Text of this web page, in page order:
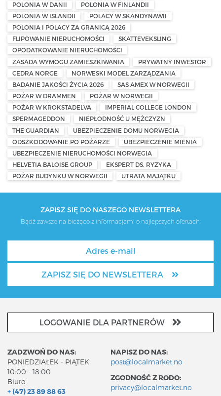
POLONIA W DANII
POLONIA W FINLANDII
POLONIA W ISLANDII
POLACY W SKANDYNAWII
POLONIA I POLACY ZA GRANICĄ 2026
FLIPOWANIE NIERUCHOMOŚCI
SKATTEVEKSLING
OPODATKOWANIE NIERUCHOMOŚCI
ZASADA WYMOGU ZAMIESZKIWANIA
PRYWATNY INWESTOR
CEDRA NORGE
NORWESKI MODEL ZARZĄDZANIA
BADANIE JAKOŚCI ŻYCIA 2026
SAS AMEX W NORWEGII
POŻAR W DRAMMEN
POŻAR W NORWEGII
POŻAR W KROKSTADELVA
IMPERIAL COLLEGE LONDON
SPERMAGEDDON
NIEPŁODNOŚĆ U MĘŻCZYZN
THE GUARDIAN
UBEZPIECZENIE DOMU NORWEGIA
ODSZKODOWANIE PO POŻARZE
UBEZPIECZENIE MIENIA
UBEZPIECZENIE NIERUCHOMOŚCI NORWEGIA
HELVETIA BALOISE GROUP
EKSPERT DS. RYZYKA
POŻAR BUDYNKU W NORWEGII
UTRATA MAJĄTKU
ZAPISZ SIĘ DO NASZEGO NEWSLETTERA
Bądź zawsze na bieżąco z informacjami o najlepszych ofertach.
ZAPISZ SIĘ DO NEWSLETTERA
LOGOWANIE DLA PARTNERÓW
ZADZWOŃ DO NAS:
PONIEDZIAŁEK - PIĄTEK
10:00 - 18:00
Biuro
+ (47) 23 89 88 63
NAPISZ DO NAS:
post@localmarket.no
ZGODNOŚĆ Z RODO:
privacy@localmarket.no